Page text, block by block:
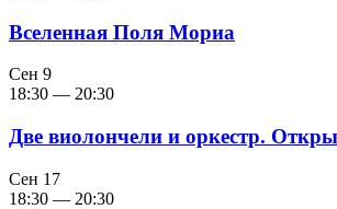
Вселенная Поля Мориа
Сен 9
18:30 — 20:30
Две виолончели и оркестр.
Сен 17
18:30 — 20:30